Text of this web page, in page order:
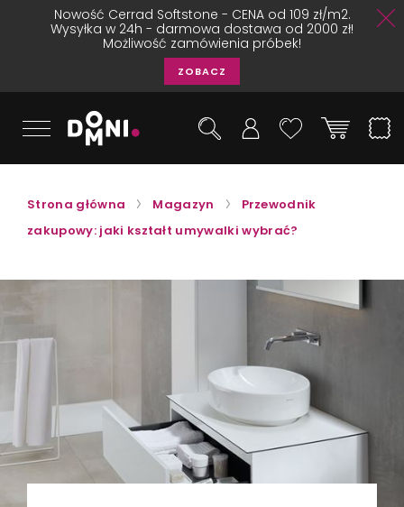
Nowość Cerrad Softstone - CENA od 109 zł/m2.
Wysyłka w 24h - darmowa dostawa od 2000 zł!
Możliwość zamówienia próbek!
ZOBACZ
Strona główna Magazyn
Przewodnik
zakupowy: jaki kształt umywalki wybrać?